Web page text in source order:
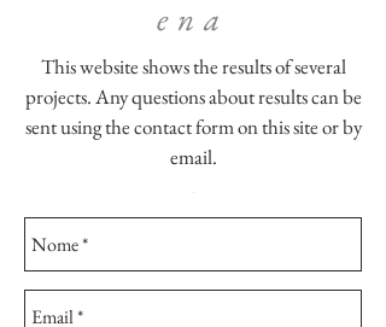
ena
This website shows the results of several
projects. Any questions about results can be
sent using the contact form on this site or by
email.